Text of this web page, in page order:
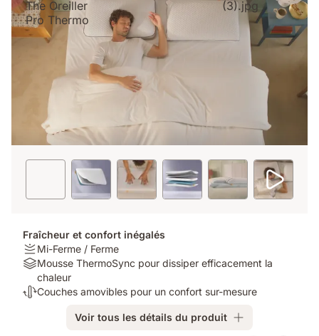
Fraîcheur et confort inégalés
Firmness:
Mi-
Ferme
/
Mi-Ferme / Ferme
Material:
Mousse
ThermoSync
Mousse ThermoSync pour dissiper efficacement la
chaleur
Thermorégulation:
Couches amovibles pour un confort sur-mesure
Voir tous les détails du produit